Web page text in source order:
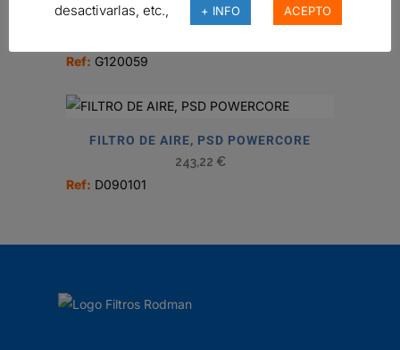
Ref: G120059
FILTRO DE AIRE, PSD POWERCORE
243,22 €
Ref: D090101
desactivarlas, etc.,
+ INFO ACEPTO